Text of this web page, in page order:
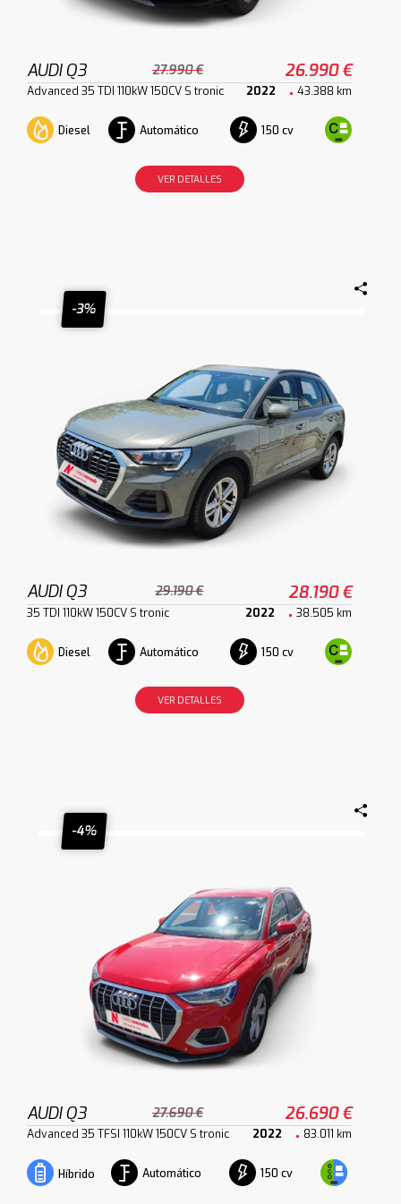
AUDI Q3 27.990 € 26.990 €
Advanced 35 TDI 110kW 150CV S tronic 2022 43.388 km
Diesel Automático 150 cv
VER DETALLES
-3%
AUDI Q3 29.190 € 28.190 €
35 TDI 110kW 150CV S tronic 2022 38.505 km
Diesel Automático 150 cv
VER DETALLES
-4%
AUDI Q3 27.690 € 26.690 €
Advanced 35 TFSI 110kW 150CV S tronic 2022 83.011 km
Híbrido Automático 150 cv